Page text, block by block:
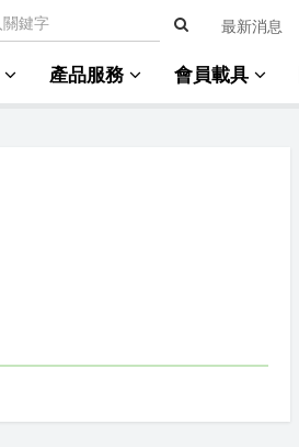
最新消息
產品服務 會員載具